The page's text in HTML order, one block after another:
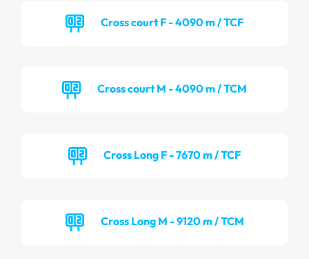
Cross court F - 4090 m / TCF
Cross court M - 4090 m / TCM
Cross Long F - 7670 m / TCF
Cross Long M - 9120 m / TCM